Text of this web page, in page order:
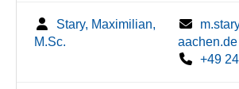
Stary, Maximilian,
M.Sc.
aachen.de
+49